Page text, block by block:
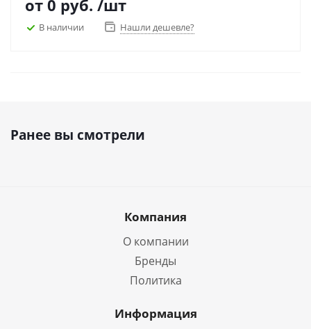
от 0 руб. /шт
В наличии Нашли дешевле?
Ранее вы смотрели
Компания
О компании
Бренды
Политика
Информация